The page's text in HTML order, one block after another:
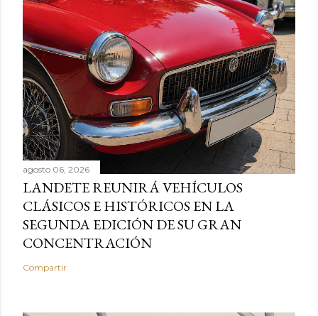
agosto 06, 2026
LANDETE REUNIRÁ VEHÍCULOS
CLÁSICOS E HISTÓRICOS EN LA
SEGUNDA EDICIÓN DE SU GRAN
CONCENTRACIÓN
Compartir